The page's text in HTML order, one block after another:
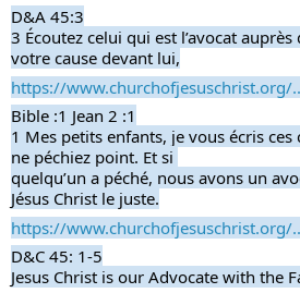
D&A 45:3
3 Écoutez celui qui est l’avocat
votre cause devant lui,
https://www.churchofjesuschrist.org/
Bible :1 Jean 2 :1
1 Mes petits enfants, je vous écris
ne péchiez point. Et si
quelqu’un a péché, nous avons un
Jésus Christ le juste.
https://www.churchofjesuschrist.org/
D&C 45: 1-5
Jesus Christ is our Advocate with the